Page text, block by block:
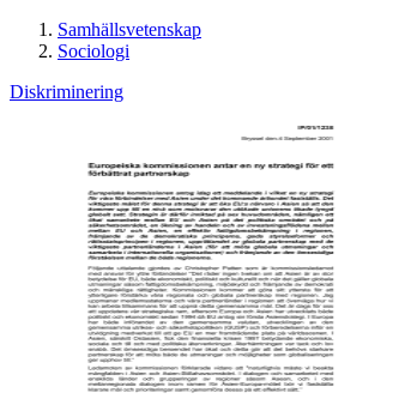
Samhällsvetenskap
Sociologi
Diskriminering